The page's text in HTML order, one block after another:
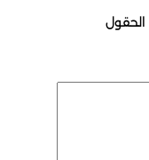
الحقول